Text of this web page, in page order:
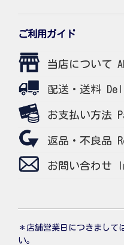
ご利用ガイド
当店について
配送・送料
お支払い方法
返品・不良品
お問い合わせ
＊店舗営業日につきまして
い。